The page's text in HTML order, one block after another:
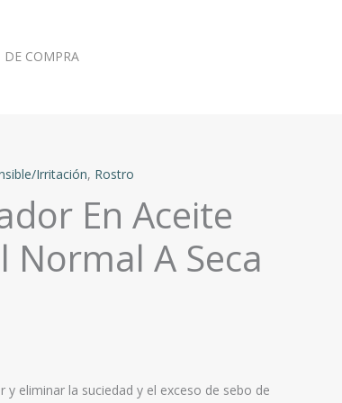
DE COMPRA
Irritación, Rostro
En Aceite
Normal A Seca
eliminar la suciedad y el exceso de sebo de